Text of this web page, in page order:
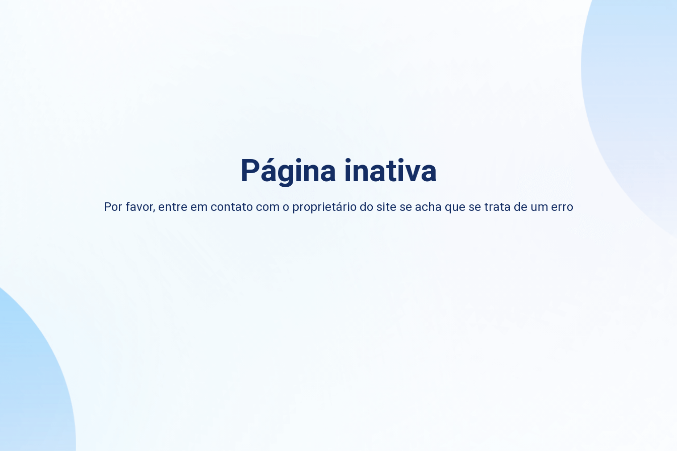
Página inativa
Por favor, entre em contato com o proprietário do site se acha que se trata de um erro